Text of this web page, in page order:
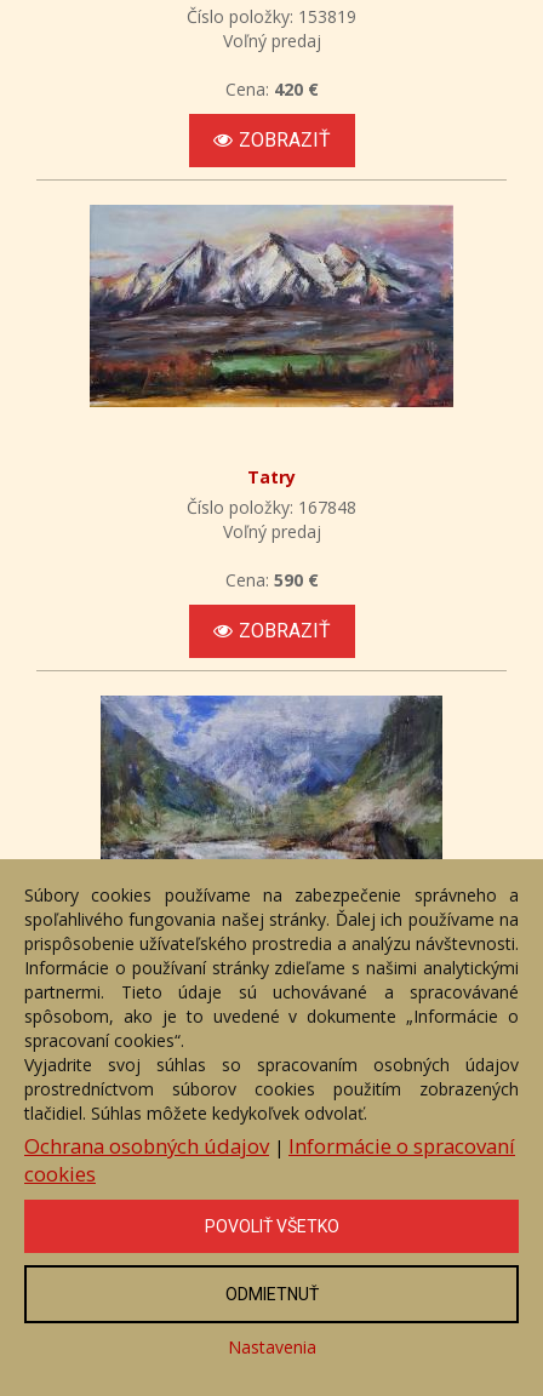
Číslo položky: 153819
Voľný predaj
Cena: 420 €
ZOBRAZIŤ
Tatry
Číslo položky: 167848
Voľný predaj
Cena: 590 €
ZOBRAZIŤ
Tatry
Číslo položky: 156105
Voľný predaj
Cena:420 €
ZOBRAZIŤ
Súbory cookies používame na zabezpečenie správneho a
spoľahlivého fungovania našej stránky. Ďalej ich používame na
prispôsobenie užívateľského prostredia a analýzu návštevnosti.
Informácie o používaní stránky zdieľame s našimi analytickými
partnermi. Tieto údaje sú uchovávané a spracovávané
spôsobom, ako je to uvedené v dokumente „Informácie o
spracovaní cookies“.
Vyjadrite svoj súhlas so spracovaním osobných údajov
prostredníctvom súborov cookies použitím zobrazených
tlačidiel. Súhlas môžete kedykoľvek odvolať.
Ochrana osobných údajov| Informácie o spracovaní
cookies
POVOLIŤ VŠETKO
ODMIETNUŤ
Nastavenia